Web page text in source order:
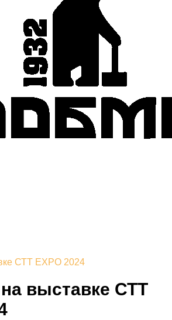
СТТ EXPO 2024
выставке СТТ